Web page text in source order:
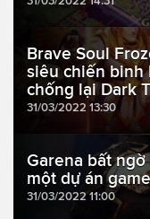
Brave Soul
siêu chiến binh
chống lại Dark
31/03/2022 13:30
Garena bất
một dự án
31/03/2022 11:00